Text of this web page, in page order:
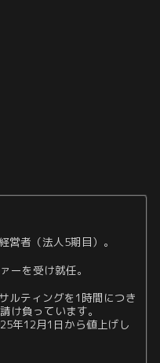
営者（法人5期目）。
ーを受け就任。
ルティングを1時間につき
け負っています。
年12月1日から値上げし